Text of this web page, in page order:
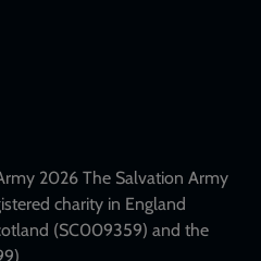
2026 The Salvation Army
charity in England
(SC009359) and the